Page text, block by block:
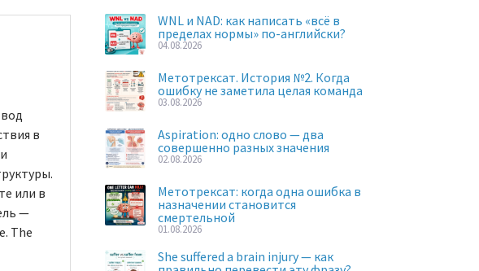
в
или в
—
The
WNL и NAD: как написать «всё в
пределах нормы» по-английски?
04.08.2026
Метотрексат. История №2. Когда
ошибку не заметила целая команда
03.08.2026
Aspiration: одно слово — два
совершенно разных значения
02.08.2026
Метотрексат: когда одна ошибка в
назначении становится
смертельной
01.08.2026
She suffered a brain injury — как